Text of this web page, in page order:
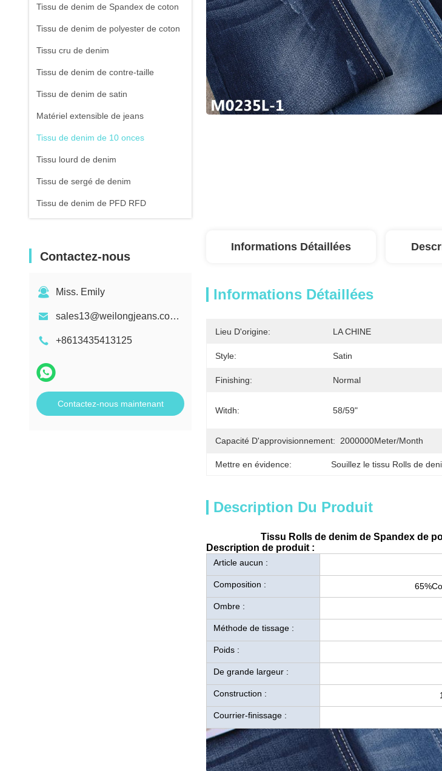
Tissu de denim de Spandex de coton
Tissu de denim de polyester de coton
Tissu cru de denim
Tissu de denim de contre-taille
Tissu de denim de satin
Matériel extensible de jeans
Tissu de denim de 10 onces
Tissu lourd de denim
Tissu de sergé de denim
Tissu de denim de PFD RFD
Contactez-nous
Miss. Emily
sales13@weilongjeans.com.cn
+8613435413125
Contactez-nous maintenant
Informations Détaillées
Informations Détaillées
Lieu D'origine: LA CHINE
Style: Satin
Finishing: Normal
Witdh: 58/59"
Capacité D'approvisionnement: 2000000Meter/Month
Mettre en évidence: Souillez le tissu Rolls de
Description Du Produit
Tissu Rolls de denim de Spandex de
Description de produit :
Article aucun :
Composition :
Ombre :
Méthode de tissage :
Poids :
De grande largeur :
Construction :
Courrier-finissage :